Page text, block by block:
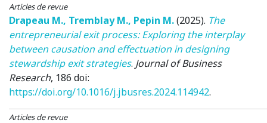
Articles de revue
Drapeau M., Tremblay M., Pepin M.(2025). The
entrepreneurial exit process: Exploring the interplay
between causation and effectuation in designing
stewardship exit strategies. Journal of Business
Research, 186 doi:
https://doi.org/10.1016/j.jbusres.2024.114942.
Articles de revue